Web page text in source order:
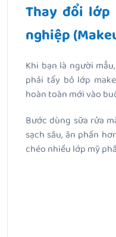
Thay đổi lớp
nghiệp
Khi bạn là người
phải tẩy bỏ lớp
hoàn toàn mới vào
Bước dùng sữa rửa
sạch sâu, ăn phấn
chéo nhiều lớp mỹ